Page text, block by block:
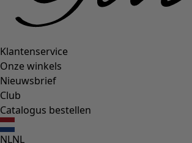
Klantenservice
Onze winkels
Nieuwsbrief
Club
Catalogus bestellen
NLNL